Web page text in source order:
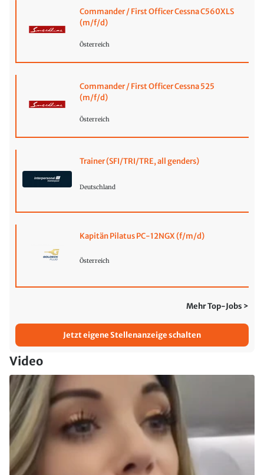
Commander / First Officer Cessna C560XLS
(m/f/d)
Österreich
Commander / First Officer Cessna 525
(m/f/d)
Österreich
Trainer (SFI/TRI/TRE, all genders)
Deutschland
Kapitän Pilatus PC-12NGX (f/m/d)
Österreich
Mehr Top-Jobs >
Jetzt eigene Stellenanzeige schalten
Video